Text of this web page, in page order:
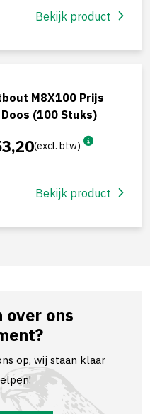
Bekijk product
M8X100 Prijs
(100 Stuks)
(excl. btw)
Bekijk product
over ons
op, wij staan klaar